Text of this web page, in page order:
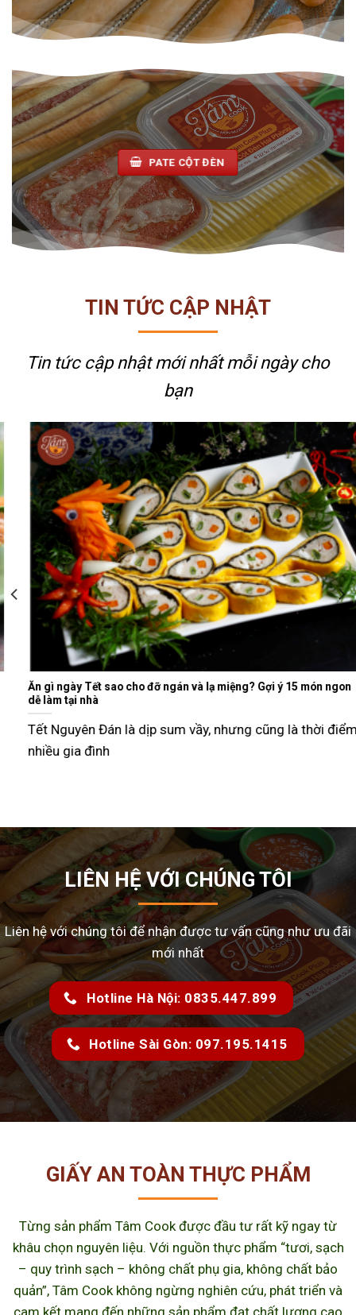
PATE CỘT ĐÈN
TIN TỨC CẬP NHẬT
Tin tức cập nhật mới nhấtmỗi ngày cho
bạn
Ăn gì ngày Tết sao cho đỡ ngán và lạ miệng? Gợi ý 15 món ngon
dễ làm tại nhà
Tết Nguyên Đán là dịp sum vầy, nhưng cũng là thời điểm
nhiều gia đình
LIÊN HỆ VỚI CHÚNG TÔI
Liên hệ với chúng tôi để nhận được tư vấn cũng như ưu đãi
mới nhất
Hotline Hà Nội: 0835.447.899
Hotline Sài Gòn: 097.195.1415
GIẤY AN TOÀN THỰC PHẨM
Từng sản phẩm Tâm Cook được đầu tư rất kỹ ngay từ
khâu chọn nguyên liệu. Với nguồn thực phẩm “tươi, sạch
– quy trình sạch – không chất phụ gia, không chất bảo
quản”, Tâm Cook không ngừng nghiên cứu, phát triển và